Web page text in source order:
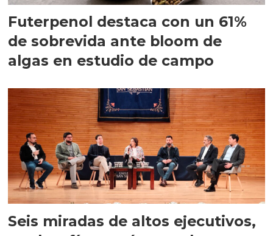
Futerpenol destaca con un 61%
de sobrevida ante bloom de
algas en estudio de campo
Seis miradas de altos ejecutivos,